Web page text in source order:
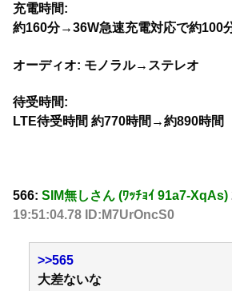
充電時間:
約160分→36W急速充電対応で約100
オーディオ: モノラル→ステレオ
待受時間:
LTE待受時間 約770時間→約890時間
566: SIM無しさん (ﾜｯﾁｮｲ 91a7-XqAs)
19:51:04.78 ID:M7UrOncS0
>>565
大差ないな